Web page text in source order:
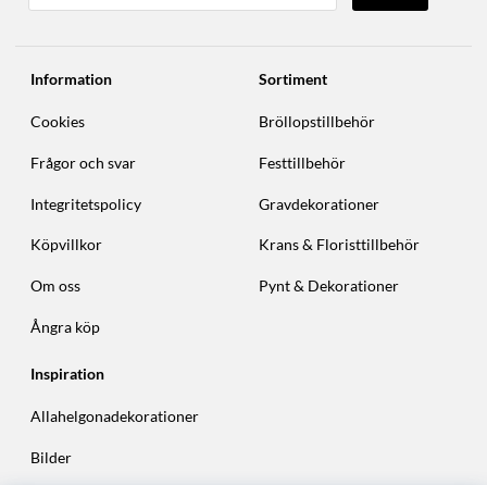
Information
Cookies
Frågor och svar
Integritetspolicy
Köpvillkor
Om oss
Ångra köp
Sortiment
Bröllopstillbehör
Festtillbehör
Gravdekorationer
Krans & Floristtillbehör
Pynt & Dekorationer
Inspiration
Allahelgonadekorationer
Bilder